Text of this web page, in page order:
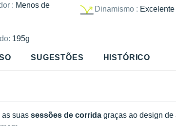
: Menos de
Dinamismo : Excelente
195g
SUGESTÕES HISTÓRICO
as suas sessões de corrida graças ao design de